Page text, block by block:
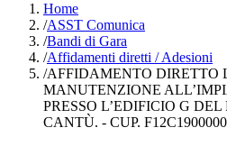
Home
/ASST Comunica
/Bandi di Gara
/Affidamenti diretti / Adesioni
/AFFIDAMENTO DIRETTO
MANUTENZIONE
PRESSO L’EDIFICIO G
CANTÙ. - CUP.